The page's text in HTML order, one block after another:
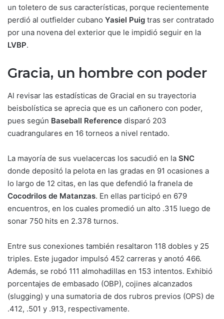
un toletero de sus características, porque recientemente
perdió al outfielder cubano Yasiel Puig tras ser contratado
por una novena del exterior que le impidió seguir en la
LVBP.
Gracia, un hombre con poder
Al revisar las estadísticas de Gracial en su trayectoria
beisbolística se aprecia que es un cañonero con poder,
pues según Baseball Reference disparó 203
cuadrangulares en 16 torneos a nivel rentado.
La mayoría de sus vuelacercas los sacudió en la SNC
donde depositó la pelota en las gradas en 91 ocasiones a
lo largo de 12 citas, en las que defendió la franela de
Cocodrilos de Matanzas. En ellas participó en 679
encuentros, en los cuales promedió un alto .315 luego de
sonar 750 hits en 2.378 turnos.
Entre sus conexiones también resaltaron 118 dobles y 25
triples. Este jugador impulsó 452 carreras y anotó 466.
Además, se robó 111 almohadillas en 153 intentos. Exhibió
porcentajes de embasado (OBP), cojines alcanzados
(slugging) y una sumatoria de dos rubros previos (OPS) de
.412, .501 y .913, respectivamente.